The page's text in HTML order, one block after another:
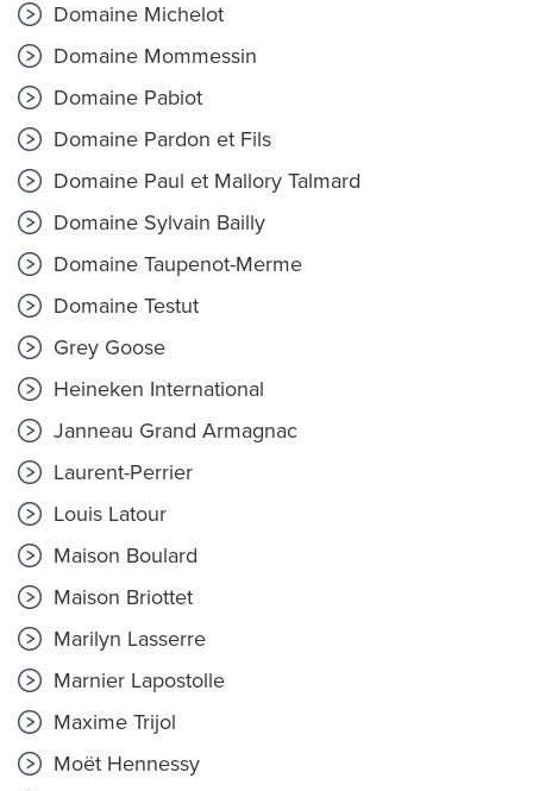
Domaine Michelot
Domaine Mommessin
Domaine Pabiot
Domaine Pardon et Fils
Domaine Paul et Mallory Talmard
Domaine Sylvain Bailly
Domaine Taupenot-Merme
Domaine Testut
Grey Goose
Heineken International
Janneau Grand Armagnac
Laurent-Perrier
Louis Latour
Maison Boulard
Maison Briottet
Marilyn Lasserre
Marnier Lapostolle
Maxime Trijol
Moët Hennessy